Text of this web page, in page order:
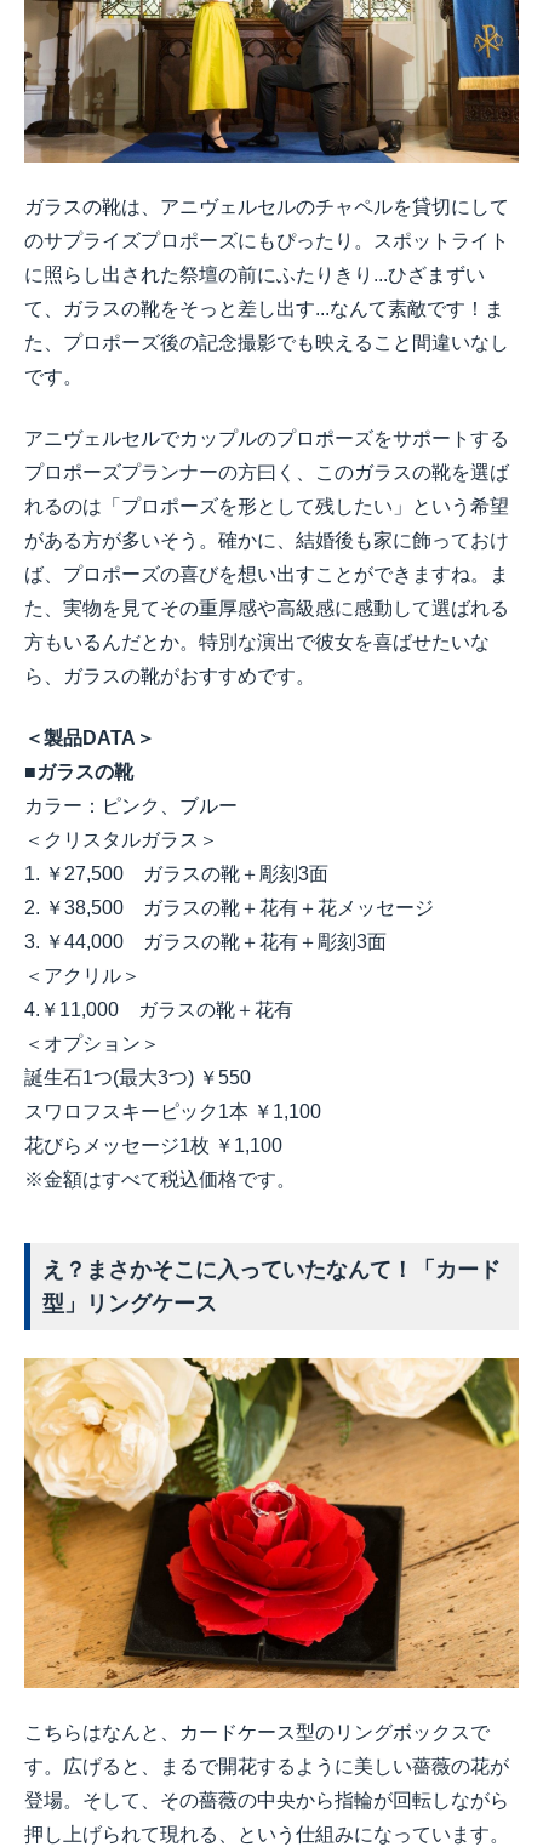
ガラスの靴は、アニヴェルセルのチャペルを貸切にして
のサプライズプロポーズにもぴったり。スポットライト
に照らし出された祭壇の前にふたりきり...ひざまずい
て、ガラスの靴をそっと差し出す...なんて素敵です！ま
た、プロポーズ後の記念撮影でも映えること間違いなし
です。
アニヴェルセルでカップルのプロポーズをサポートする
プロポーズプランナーの方曰く、このガラスの靴を選ば
れるのは「プロポーズを形として残したい」という希望
がある方が多いそう。確かに、結婚後も家に飾っておけ
ば、プロポーズの喜びを想い出すことができますね。ま
た、実物を見てその重厚感や高級感に感動して選ばれる
方もいるんだとか。特別な演出で彼女を喜ばせたいな
ら、ガラスの靴がおすすめです。
＜製品DATA＞
■ガラスの靴
カラー：ピンク、ブルー
＜クリスタルガラス＞
1. ￥27,500 ガラスの靴＋彫刻3面
2. ￥38,500 ガラスの靴＋花有＋花メッセージ
3. ￥44,000 ガラスの靴＋花有＋彫刻3面
＜アクリル＞
4.￥11,000 ガラスの靴＋花有
＜オプション＞
誕生石1つ(最大3つ) ￥550
スワロフスキーピック1本 ￥1,100
花びらメッセージ1枚 ￥1,100
※金額はすべて税込価格です。
え？まさかそこに入っていたなんて！「カード
型」リングケース
こちらはなんと、カードケース型のリングボックスで
す。広げると、まるで開花するように美しい薔薇の花が
登場。そして、その薔薇の中央から指輪が回転しながら
押し上げられて現れる、という仕組みになっています。